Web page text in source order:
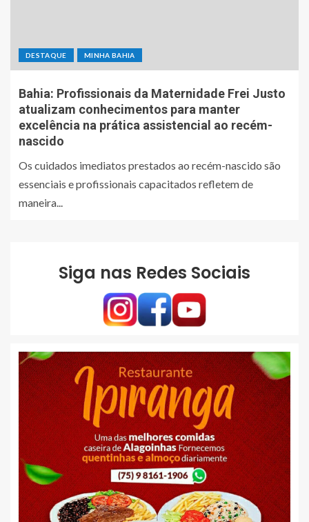
DESTAQUE MINHA BAHIA
Bahia: Profissionais da Maternidade Frei Justo
atualizam conhecimentos para manter
excelência na prática assistencial ao recém-
nascido
Os cuidados imediatos prestados ao recém-nascido são
essenciais e profissionais capacitados refletem de
maneira...
Siga nas Redes Sociais